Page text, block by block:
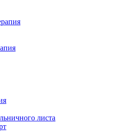
листа